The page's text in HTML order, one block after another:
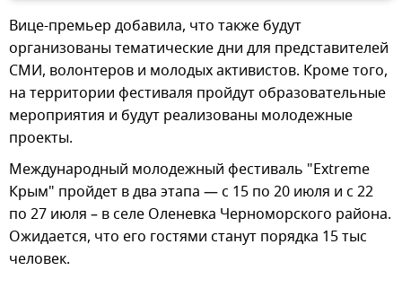
Вице-премьер добавила, что также будут
организованы тематические дни для представителей
СМИ, волонтеров и молодых активистов. Кроме того,
на территории фестиваля пройдут образовательные
мероприятия и будут реализованы молодежные
проекты.
Международный молодежный фестиваль "Extreme
Крым" пройдет в два этапа — с 15 по 20 июля и с 22
по 27 июля – в селе Оленевка Черноморского района.
Ожидается, что его гостями станут порядка 15 тыс
человек.